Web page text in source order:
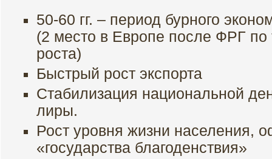
50-60 гг. – период бурного
(2 место в Европе после ФРГ по
роста)
Быстрый рост экспорта
Стабилизация национальной
лиры.
Рост уровня жизни населения,
«государства благоденствия»